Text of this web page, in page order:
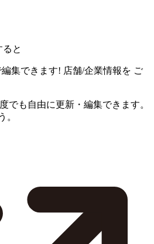
と
集できます! 店舗/企業情報を ご
でも自由に更新・編集できます。
。